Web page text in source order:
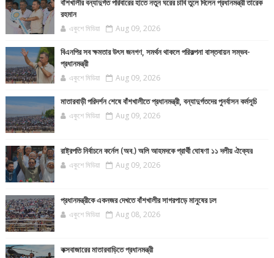
বাঁশখালীর বন্যাদুর্গত পরিবারের হাতে নতুন ঘরের চাবি তুলে দিলেন প্রধানমন্ত্রী তারেক
রহমান
একুশে মিডিয়া Aug 09, 2026
বিএনপির সব ক্ষমতার উৎস জনগণ, সমর্থন থাকলে পরিকল্পনা বাস্তবায়ন সম্ভব-
প্রধানমন্ত্রী
একুশে মিডিয়া Aug 09, 2026
মাতারবাড়ী পরিদর্শন শেষে বাঁশখালীতে প্রধানমন্ত্রী, বন্যাদুর্গতদের পুনর্বাসন কর্মসূচি
একুশে মিডিয়া Aug 09, 2026
রাষ্ট্রপতি নির্বাচনে কর্নেল (অব.) অলি আহমদকে প্রার্থী ঘোষণা ১১ দলীয় ঐক্যের
একুশে মিডিয়া Aug 09, 2026
প্রধানমন্ত্রীকে একনজর দেখতে বাঁশখালীর সাগরপাড়ে মানুষের ঢল
একুশে মিডিয়া Aug 08, 2026
কক্সবাজারের মাতারবাড়িতে প্রধানমন্ত্রী